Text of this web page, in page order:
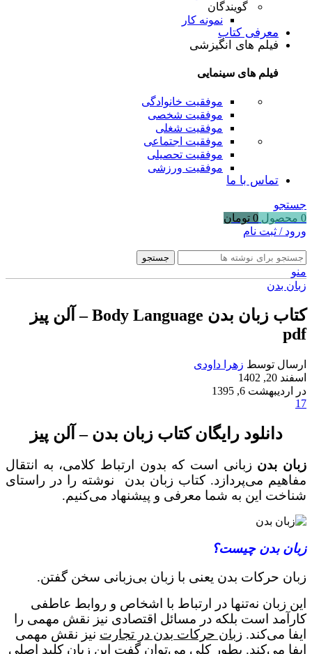
گویندگان
نمونه کار
معرفی کتاب
فیلم های انگیزشی
فیلم های سینمایی
موفقیت خانوادگی
موفقیت شخصی
موفقیت شغلی
موفقیت اجتماعی
موفقیت تحصیلی
موفقیت ورزشی
تماس با ما
جستجو
0 محصول 0 تومان
ورود / ثبت نام
جستجو
منو
زبان بدن
کتاب زبان بدن Body Language – آلن پیز
pdf
ارسال توسط زهرا داودی
اسفند 20, 1402
در اردیبهشت 6, 1395
17
دانلود رایگان کتاب زبان بدن – آلن پیز
زبان بدن زبانی است که بدون ارتباط کلامی، به انتقال
مفاهیم می‌پردازد. کتاب زبان بدن نوشته را در راستای
شناخت این به شما معرفی و پیشنهاد می‌کنیم.
زبان بدن چیست؟
زبان حرکات بدن یعنی با زبان بی‌زبانی سخن گفتن.
این زبان نه‌تنها در ارتباط با اشخاص و روابط عاطفی
کارآمد است بلکه در مسائل اقتصادی نیز نقش مهمی را
ایفا می‌کند. زبان حرکات بدن در تجارت نیز نقش مهمی
ایفا می‌کند. بطور کلی می‌توان گفت این زبان کلید اصلی